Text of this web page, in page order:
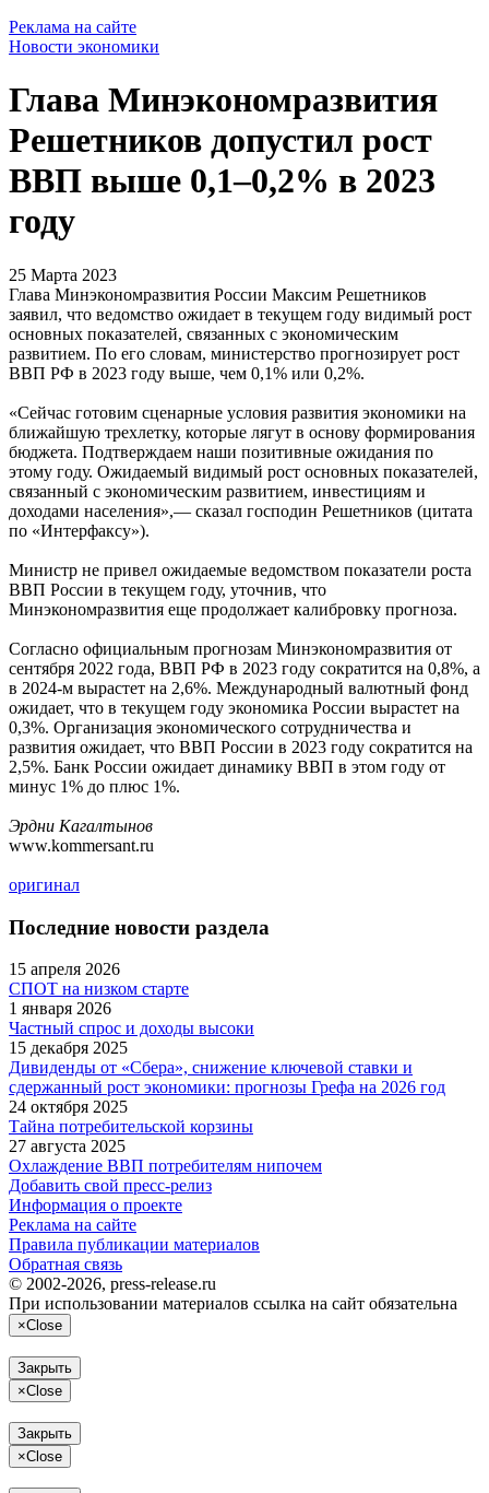
Реклама на сайте
Новости экономики
Глава Минэкономразвития
Решетников допустил рост
ВВП выше 0,1–0,2% в 2023
году
25 Марта 2023
Глава Минэкономразвития России Максим Решетников
заявил, что ведомство ожидает в текущем году видимый рост
основных показателей, связанных с экономическим
развитием. По его словам, министерство прогнозирует рост
ВВП РФ в 2023 году выше, чем 0,1% или 0,2%.
«Сейчас готовим сценарные условия развития экономики на
ближайшую трехлетку, которые лягут в основу формирования
бюджета. Подтверждаем наши позитивные ожидания по
этому году. Ожидаемый видимый рост основных показателей,
связанный с экономическим развитием, инвестициям и
доходами населения»,— сказал господин Решетников (цитата
по «Интерфаксу»).
Министр не привел ожидаемые ведомством показатели роста
ВВП России в текущем году, уточнив, что
Минэкономразвития еще продолжает калибровку прогноза.
Согласно официальным прогнозам Минэкономразвития от
сентября 2022 года, ВВП РФ в 2023 году сократится на 0,8%, а
в 2024-м вырастет на 2,6%. Международный валютный фонд
ожидает, что в текущем году экономика России вырастет на
0,3%. Организация экономического сотрудничества и
развития ожидает, что ВВП России в 2023 году сократится на
2,5%. Банк России ожидает динамику ВВП в этом году от
минус 1% до плюс 1%.
Эрдни Кагалтынов
www.kommersant.ru
оригинал
Последние новости раздела
15 апреля 2026
СПОТ на низком старте
1 января 2026
Частный спрос и доходы высоки
15 декабря 2025
Дивиденды от «Сбера», снижение ключевой ставки и
сдержанный рост экономики: прогнозы Грефа на 2026 год
24 октября 2025
Тайна потребительской корзины
27 августа 2025
Охлаждение ВВП потребителям нипочем
Добавить свой пресс-релиз
Информация о проекте
Реклама на сайте
Правила публикации материалов
Обратная связь
© 2002-2026, press-release.ru
При использовании материалов ссылка на сайт обязательна
×Close
Закрыть
×Close
Закрыть
×Close